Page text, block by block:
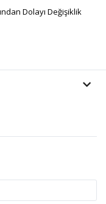
Dolayı Değişiklik